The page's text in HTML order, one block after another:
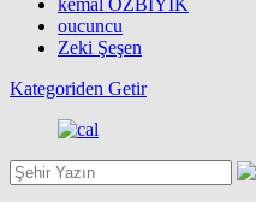
oucuncu
Zeki Şeşen
Kategoriden Getir